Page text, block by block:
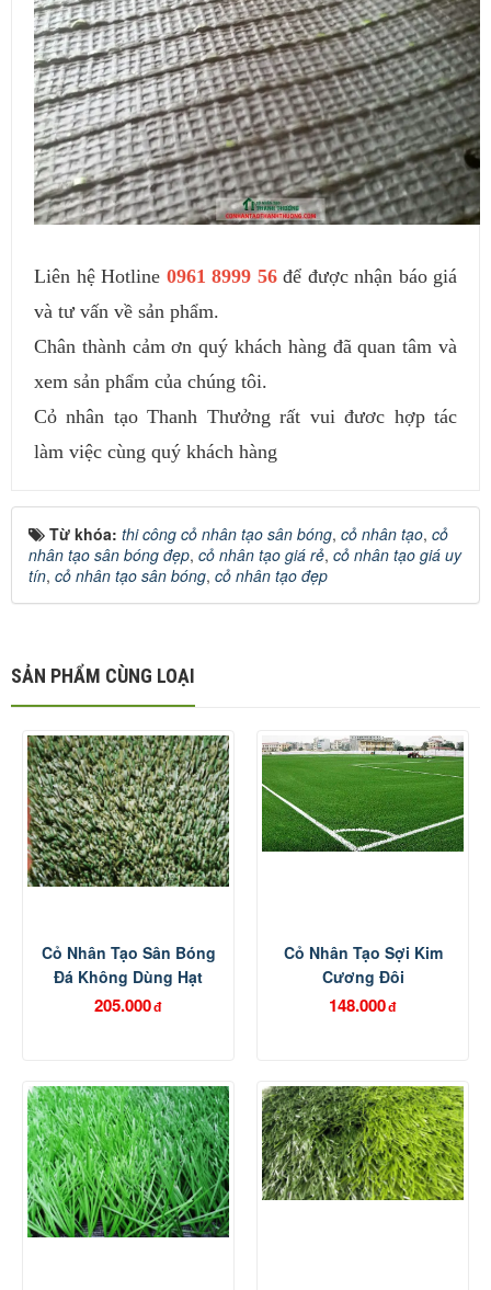
Liên hệ Hotline 0961 8999 56để được nhận báo giá
và tư vấn về sản phẩm.
Chân thành cảm ơn quý khách hàng đã quan tâm và
xem sản phẩm của chúng tôi.
Cỏ nhân tạo Thanh Thưởng rất vui đươc hợp tác
làm việc cùng quý khách hàng
Từ khóa: thi công cỏ nhân tạo sân bóng, cỏ nhân tạo, cỏ
nhân tạo sân bóng đẹp, cỏ nhân tạo giá rẻ, cỏ nhân tạo giá uy
tín, cỏ nhân tạo sân bóng, cỏ nhân tạo đẹp
SẢN PHẨM CÙNG LOẠI
Cỏ Nhân Tạo Sân Bóng
Đá Không Dùng Hạt
Cao Su
205.000đ
Cỏ Nhân Tạo Sợi Kim
Cương Đôi
148.000đ